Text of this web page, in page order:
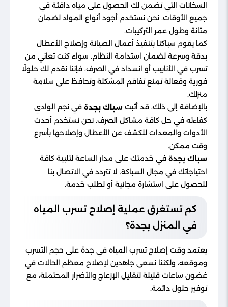
السخانات التي تضمن لك الحصول على مياه دافئة في
جميع الأوقات. نحن نستخدم أجود أنواع المواد لضمان
متانة وطول عمر التركيبات.
كما يقوم سباكنا بتنفيذ أعمال الصيانة وإصلاح الأعطال
بدقة وسرعة لضمان استدامة النظام. سواء كنت تعاني من
تسرب في الأنابيب أو انسداد في الصرف، فإننا نقدم لك حلولًا
فورية وفعالة تمنع تفاقم المشكلة وتحافظ على سلامة
منزلك.
بالإضافة إلى ذلك، قد أثبت سباك بجدة في نجم الوادي
كفاءته في حل كافة مشاكل الصرف. نحن نستخدم أحدث
الأدوات والمعدات للكشف عن الأعطال وإصلاحها بأسرع
وقت ممكن.
سباك بجدة في خدمتك على مدار الساعة لتلبية كافة
احتياجاتك في مجال السباكة. لا تتردد في الاتصال بنا
للحصول على استشارة مجانية أو لطلب خدمة.
كم تستغرق عملية إصلاح تسرب المياه
في المنزل بجدة؟
يعتمد وقت إصلاح تسرب المياه في جدة على حجم التسرب
وموقعه، ولكننا نسعى جاهدين لإصلاح معظم الحالات في
غضون ساعات قليلة لتقليل الإزعاج والأضرار المحتملة، مع
توفير حلول دائمة.